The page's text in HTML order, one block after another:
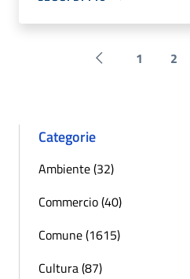
Pagina precedente
1 2
Categorie
Ambiente (32)
Commercio (40)
Comune (1615)
Cultura (87)